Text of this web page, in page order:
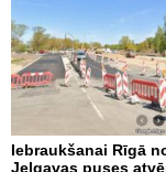
Iebraukšanai Rīgā
Jelgavas puses